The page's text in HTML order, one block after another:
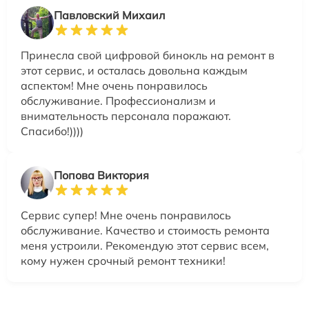
Павловский Михаил
Принесла свой цифровой бинокль на ремонт в
этот сервис, и осталась довольна каждым
аспектом! Мне очень понравилось
обслуживание. Профессионализм и
внимательность персонала поражают.
Спасибо!))))
Попова Виктория
Сервис супер! Мне очень понравилось
обслуживание. Качество и стоимость ремонта
меня устроили. Рекомендую этот сервис всем,
кому нужен срочный ремонт техники!